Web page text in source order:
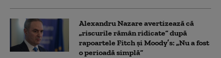
Alexandru Nazare avertizează că
„riscurile rămân ridicate” după
rapoartele Fitch și Moody’s: „Nu a fost
o perioadă simplă”